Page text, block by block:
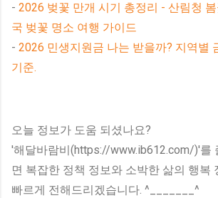
- 2026 벚꽃 만개 시기 총정리 - 산림청
국 벚꽃 명소 여행 가이드
- 2026 민생지원금 나는 받을까? 지역별
기준.
오늘 정보가 도움 되셨나요?
'해달바람비(https://www.ib612.com/)'를
면 복잡한 정책 정보와 소박한 삶의 행복
빠르게 전해드리겠습니다. ^_______^